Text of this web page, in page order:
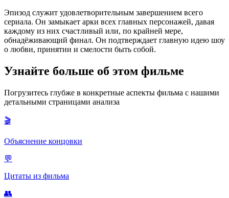
Эпизод служит удовлетворительным завершением всего
сериала. Он замыкает арки всех главных персонажей, давая
каждому из них счастливый или, по крайней мере,
обнадёживающий финал. Он подтверждает главную идею шоу
о любви, принятии и смелости быть собой.
Узнайте больше об этом фильме
Погрузитесь глубже в конкретные аспекты фильма с нашими
детальными страницами анализа
🎬
Объяснение концовки
💬
Цитаты из фильма
👥